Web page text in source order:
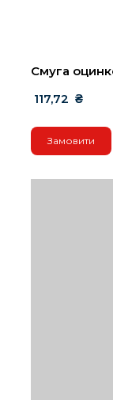
Смуга
117,72  ₴
Замовити